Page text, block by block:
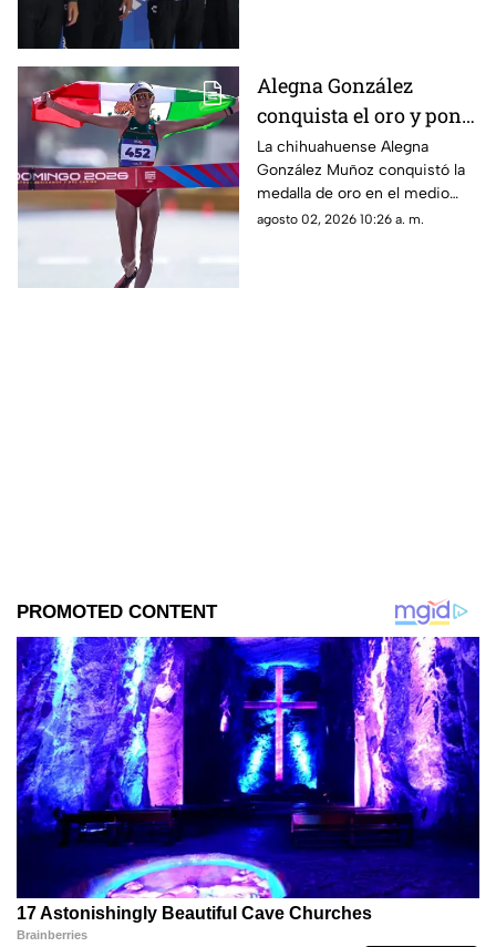
Alegna González
conquista el oro y pone
en alto a Chihuahua en
Santo Domingo
La chihuahuense Alegna
González Muñoz conquistó la
medalla de oro en el medio
maratón de marcha de los
agosto 02, 2026 10:26 a. m.